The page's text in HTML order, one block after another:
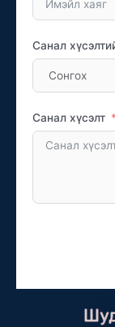
Санал
Санал хүсэлт